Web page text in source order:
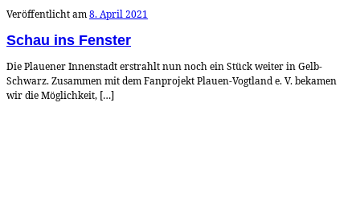
Veröffentlicht am8. April 2021
Schau ins Fenster
Die Plauener Innenstadt erstrahlt nun noch ein Stück weiter in Gelb-
Schwarz. Zusammen mit dem Fanprojekt Plauen-Vogtland e. V. bekamen
wir die Möglichkeit, […]